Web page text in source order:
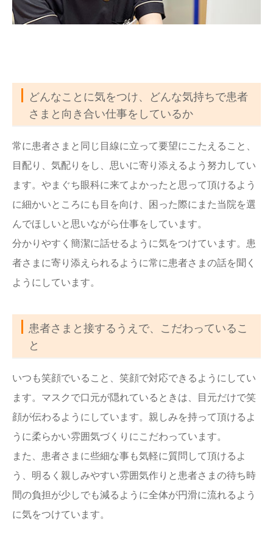
どんなことに気をつけ、どんな気持ちで患者
さまと向き合い仕事をしているか
常に患者さまと同じ目線に立って要望にこたえること、
目配り、気配りをし、思いに寄り添えるよう努力してい
ます。やまぐち眼科に来てよかったと思って頂けるよう
に細かいところにも目を向け、困った際にまた当院を選
んでほしいと思いながら仕事をしています。
分かりやすく簡潔に話せるように気をつけています。患
者さまに寄り添えられるように常に患者さまの話を聞く
ようにしています。
患者さまと接するうえで、こだわっているこ
と
いつも笑顔でいること、笑顔で対応できるようにしてい
ます。マスクで口元が隠れているときは、目元だけで笑
顔が伝わるようにしています。親しみを持って頂けるよ
うに柔らかい雰囲気づくりにこだわっています。
また、患者さまに些細な事も気軽に質問して頂けるよ
う、明るく親しみやすい雰囲気作りと患者さまの待ち時
間の負担が少しでも減るように全体が円滑に流れるよう
に気をつけています。